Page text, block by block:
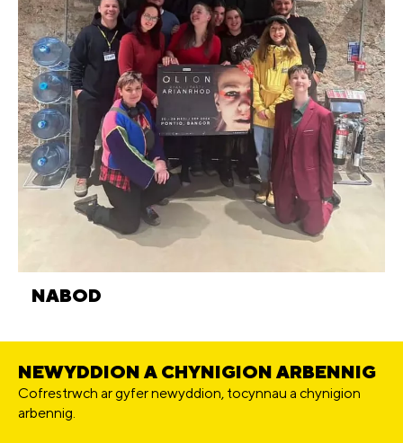
NABOD
NEWYDDION A CHYNIGION ARBENNIG
Cofrestrwch ar gyfer newyddion, tocynnau a chynigion
arbennig.